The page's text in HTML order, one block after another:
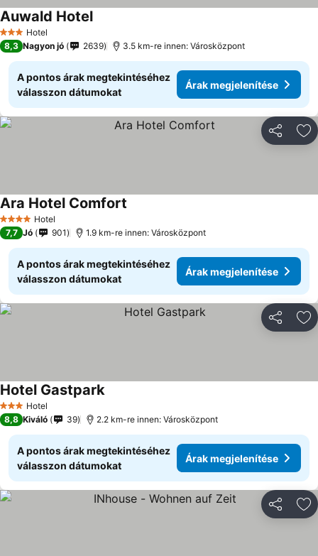
3 Kategória
Hotel
Auwald Hotel
8,3 Nagyon jó 2639 3.5 km-re innen: Városközpont
A pontos árak megtekintéséhez
válasszon dátumokat
Árak megjelenítése
4 KategóriaHotel
Ara Hotel Comfort
7,7 Jó 901 1.9 km-re innen: Városközpont
A pontos árak megtekintéséhez
válasszon dátumokat
Árak megjelenítése
3 Kategória
Hotel
Hotel Gastpark
8,8 Kiváló 39 2.2 km-re innen: Városközpont
A pontos árak megtekintéséhez
válasszon dátumokat
Árak megjelenítése